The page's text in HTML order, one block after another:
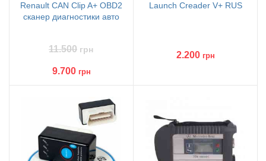
Renault CAN Clip A+ OBD2
сканер диагностики авто
11.500 грн
9.700 грн
Launch Creader V+ RUS
2.200 грн